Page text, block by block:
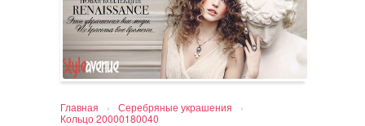
Главная › Серебряные украшения
›
Кольцо 20000180040